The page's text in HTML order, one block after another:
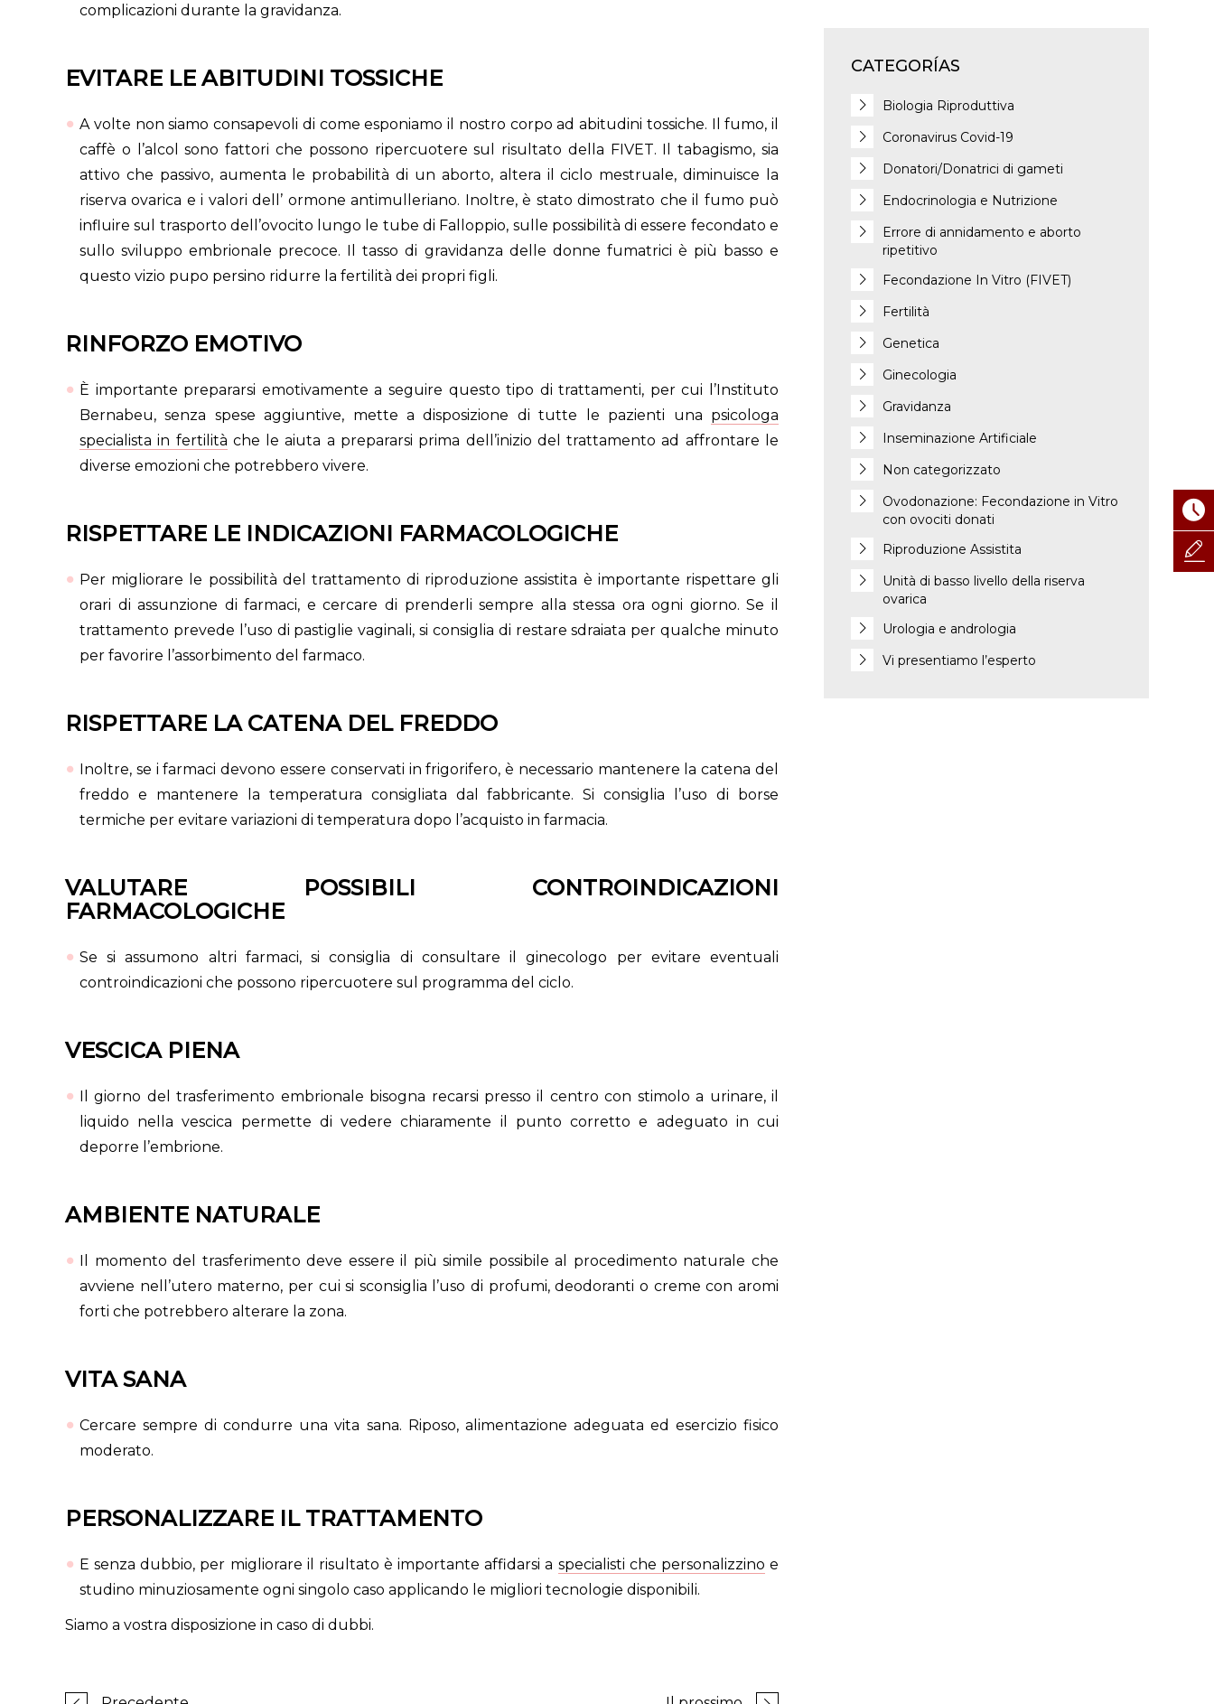
complicazioni durante la gravidanza.
EVITARE LE ABITUDINI TOSSICHE
A volte non siamo consapevoli di come esponiamo il nostro corpo ad abitudini tossiche. Il fumo, il
caffè o l’alcol sono fattori che possono ripercuotere sul risultato della FIVET. Il tabagismo, sia
attivo che passivo, aumenta le probabilità di un aborto, altera il ciclo mestruale, diminuisce la
riserva ovarica e i valori dell’ ormone antimulleriano. Inoltre, è stato dimostrato che il fumo può
influire sul trasporto dell’ovocito lungo le tube di Falloppio, sulle possibilità di essere fecondato e
sullo sviluppo embrionale precoce. Il tasso di gravidanza delle donne fumatrici è più basso e
questo vizio pupo persino ridurre la fertilità dei propri figli.
RINFORZO EMOTIVO
È importante prepararsi emotivamente a seguire questo tipo di trattamenti, per cui l’Instituto
Bernabeu, senza spese aggiuntive, mette a disposizione di tutte le pazienti una psicologa
specialista in fertilità che le aiuta a prepararsi prima dell’inizio del trattamento ad affrontare le
diverse emozioni che potrebbero vivere.
RISPETTARE LE INDICAZIONI FARMACOLOGICHE
Per migliorare le possibilità del trattamento di riproduzione assistita è importante rispettare gli
orari di assunzione di farmaci, e cercare di prenderli sempre alla stessa ora ogni giorno. Se il
trattamento prevede l’uso di pastiglie vaginali, si consiglia di restare sdraiata per qualche minuto
per favorire l’assorbimento del farmaco.
RISPETTARE LA CATENA DEL FREDDO
Inoltre, se i farmaci devono essere conservati in frigorifero, è necessario mantenere la catena del
freddo e mantenere la temperatura consigliata dal fabbricante. Si consiglia l’uso di borse
termiche per evitare variazioni di temperatura dopo l’acquisto in farmacia.
VALUTARE POSSIBILI CONTROINDICAZIONI
FARMACOLOGICHE
Se si assumono altri farmaci, si consiglia di consultare il ginecologo per evitare eventuali
controindicazioni che possono ripercuotere sul programma del ciclo.
VESCICA PIENA
Il giorno del trasferimento embrionale bisogna recarsi presso il centro con stimolo a urinare, il
liquido nella vescica permette di vedere chiaramente il punto corretto e adeguato in cui
deporre l’embrione.
AMBIENTE NATURALE
Il momento del trasferimento deve essere il più simile possibile al procedimento naturale che
avviene nell’utero materno, per cui si sconsiglia l’uso di profumi, deodoranti o creme con aromi
forti che potrebbero alterare la zona.
VITA SANA
Cercare sempre di condurre una vita sana. Riposo, alimentazione adeguata ed esercizio fisico
moderato.
PERSONALIZZARE IL TRATTAMENTO
E senza dubbio, per migliorare il risultato è importante affidarsi a specialisti che personalizzino e
studino minuziosamente ogni singolo caso applicando le migliori tecnologie disponibili.
Siamo a vostra disposizione in caso di dubbi.
CATEGORÍAS
Biologia Riproduttiva
Coronavirus Covid-19
Donatori/Donatrici di gameti
Endocrinologia e Nutrizione
Errore di annidamento e aborto
ripetitivo
Fecondazione In Vitro (FIVET)
Fertilità
Genetica
Ginecologia
Gravidanza
Inseminazione Artificiale
Non categorizzato
Ovodonazione: Fecondazione in Vitro
con ovociti donati
Riproduzione Assistita
Unità di basso livello della riserva
ovarica
Urologia e andrologia
Vi presentiamo l’esperto